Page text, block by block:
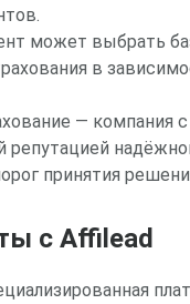
может выбрать
в
— компания
репутацией
принятия
с Affilead